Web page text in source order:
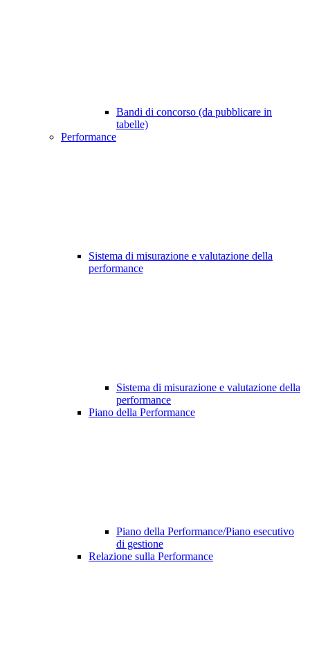
Bandi di concorso (da pubblicare in
tabelle)
Performance
Sistema di misurazione e valutazione della
performance
Sistema di misurazione e valutazione della
performance
Piano della Performance
Piano della Performance/Piano esecutivo
di gestione
Relazione sulla Performance